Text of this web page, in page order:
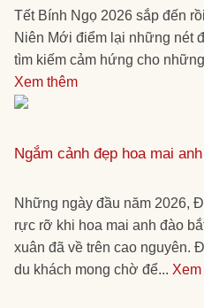
Tết Bính Ngọ 2026 sắp đến
Niên Mới điểm lại những nét
tìm kiếm cảm hứng cho
Xem thêm
Ngắm cảnh đẹp hoa mai
Những ngày đầu năm 2026,
rực rỡ khi hoa mai anh đào
xuân đã về trên cao nguyên.
du khách mong chờ để...